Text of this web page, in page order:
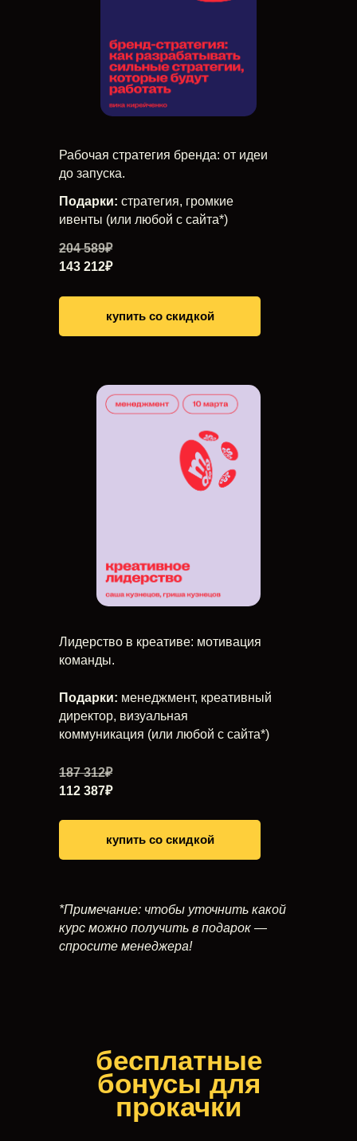
Лидерство в креативе: мотивация
команды.
купить со скидкой
купить со скидкой
Рабочая стратегия бренда: от идеи
до запуска.
Подарки: менеджмент, креативный
директор, визуальная
коммуникация (или любой с сайта*)
Подарки: стратегия, громкие
ивенты (или любой с сайта*)
*Примечание: чтобы уточнить какой
курс можно получить в подарок —
спросите менеджера!
187 312₽
112 387₽
204 589₽
143 212₽
бесплатные
бонусы для
прокачки